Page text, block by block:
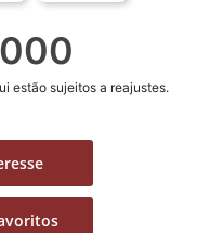
estão sujeitos a reajustes.